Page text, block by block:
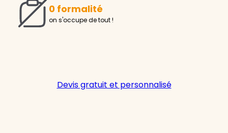
0 formalité
on s'occupe de tout !
Devis gratuit et personnalisé